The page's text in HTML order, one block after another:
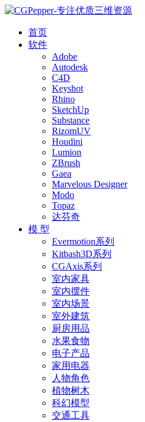
首页
软件
Adobe
Autodesk
C4D
Keyshot
Rhino
SketchUp
Substance
RizomUV
Houdini
Lumion
ZBrush
Gaea
Marvelous Designer
Modo
Topaz
达芬奇
模 型
Evermotion系列
Kitbash3D系列
CGAxis系列
室内家具
室内摆件
室内场景
室外建筑
厨房用品
水果食物
电子产品
家用电器
人物角色
植物树木
科幻模型
交通工具